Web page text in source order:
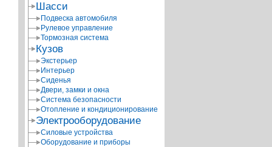
Шасси
Подвеска автомобиля
Рулевое управление
Тормозная система
Кузов
Экстерьер
Интерьер
Сиденья
Двери, замки и окна
Система безопасности
Отопление и кондиционирование
Электрооборудование
Силовые устройства
Оборудование и приборы